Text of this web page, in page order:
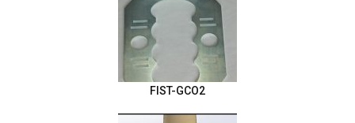
FIST-GCO2